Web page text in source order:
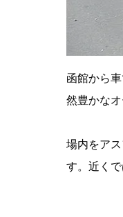
函館から
然豊かなオ
場内をア
す。近く